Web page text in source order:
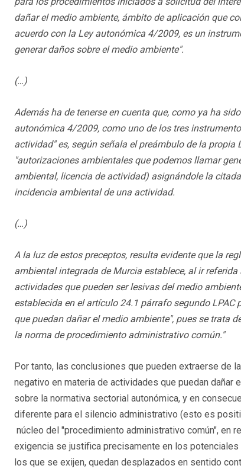
dañar el medio ambiente, ámbito de aplicación que
acuerdo con la Ley autonómica 4/2009, es un
generar daños sobre el medio ambiente".
(…)
Además ha de tenerse en cuenta que, como ya ha
autonómica 4/2009, como uno de los tres
actividad" es, según señala el preámbulo de la
"autorizaciones ambientales que podemos llamar
ambiental, licencia de actividad) asignándole la
incidencia ambiental de una actividad.
(…)
A la luz de estos preceptos, resulta evidente que la
ambiental integrada de Murcia establece, al ir
actividades que pueden ser lesivas del medio
establecida en el artículo 24.1 párrafo segundo
que puedan dañar el medio ambiente", pues se trata
la norma de procedimiento administrativo común."
Por tanto, las conclusiones que pueden extraerse de
negativo en materia de actividades que puedan dañar
sobre la normativa sectorial autonómica, y en
diferente para el silencio administrativo (esto es
núcleo del "procedimiento administrativo común", en
exigencia se justifica precisamente en los
los que se exijen, quedan desplazados en sentido